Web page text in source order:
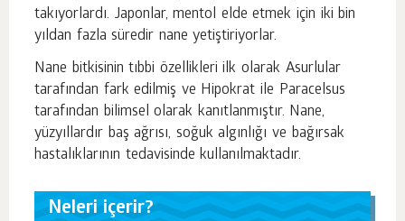
takıyorlardı. Japonlar, mentol elde etmek için iki bin
yıldan fazla süredir nane yetiştiriyorlar.
Nane bitkisinin tıbbi özellikleri ilk olarak Asurlular
tarafından fark edilmiş ve Hipokrat ile Paracelsus
tarafından bilimsel olarak kanıtlanmıştır. Nane,
yüzyıllardır baş ağrısı, soğuk algınlığı ve bağırsak
hastalıklarının tedavisinde kullanılmaktadır.
Neleri içerir?